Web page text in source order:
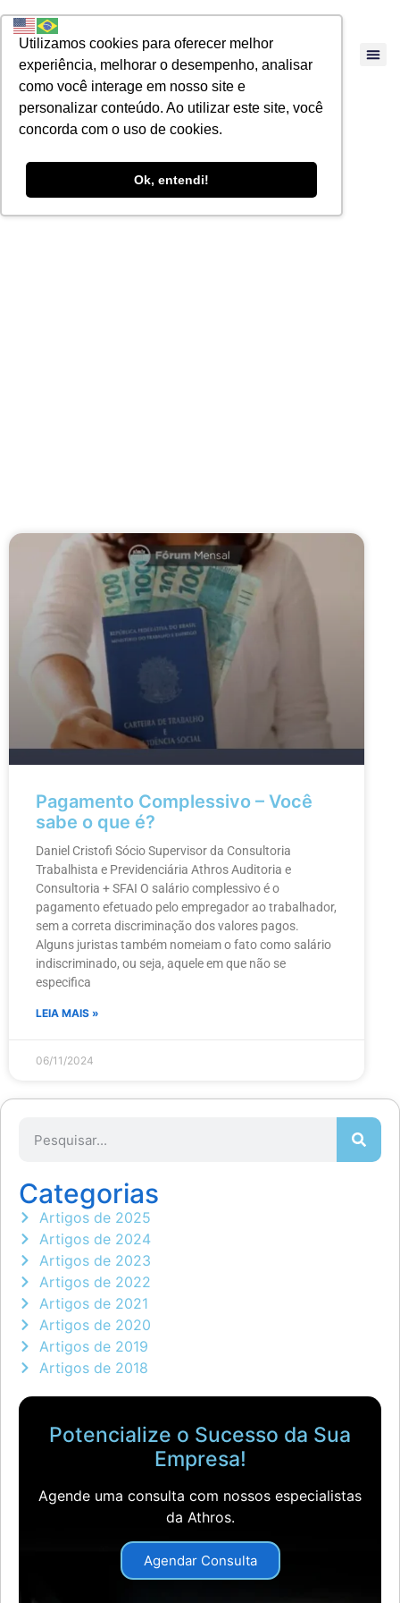
Utilizamos cookies para oferecer melhor
experiência, melhorar o desempenho, analisar
como você interage em nosso site e
personalizar conteúdo. Ao utilizar este site, você
concorda com o uso de cookies.
Ok, entendi!
Pagamento Complessivo – Você
sabe o que é?
Daniel Cristofi Sócio Supervisor da Consultoria
Trabalhista e Previdenciária Athros Auditoria e
Consultoria + SFAI O salário complessivo é o
pagamento efetuado pelo empregador ao trabalhador,
sem a correta discriminação dos valores pagos.
Alguns juristas também nomeiam o fato como salário
indiscriminado, ou seja, aquele em que não se
especifica
LEIA MAIS »
06/11/2024
Categorias
Artigos de 2025
Artigos de 2024
Artigos de 2023
Artigos de 2022
Artigos de 2021
Artigos de 2020
Artigos de 2019
Artigos de 2018
Potencialize o Sucesso da Sua
Empresa!
Agende uma consulta com nossos especialistas
da Athros.
Agendar Consulta